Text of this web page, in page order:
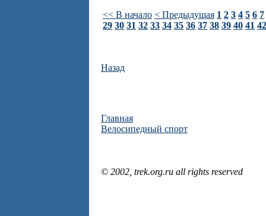
<< В начало < Предыдущая 1 2 3 4 5 6 7
29 30 31 32 33 34 35 36 37 38 39 40 41 42
Назад
Главная
Велосипедный спорт
© 2002, trek.org.ru all rights reserved